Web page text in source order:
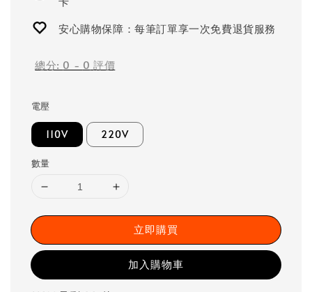
安心購物保障：每筆訂單享一次免費退貨服務
總分: 0 - 0 評價
電壓
110V 220V
數量
立即購買
加入購物車